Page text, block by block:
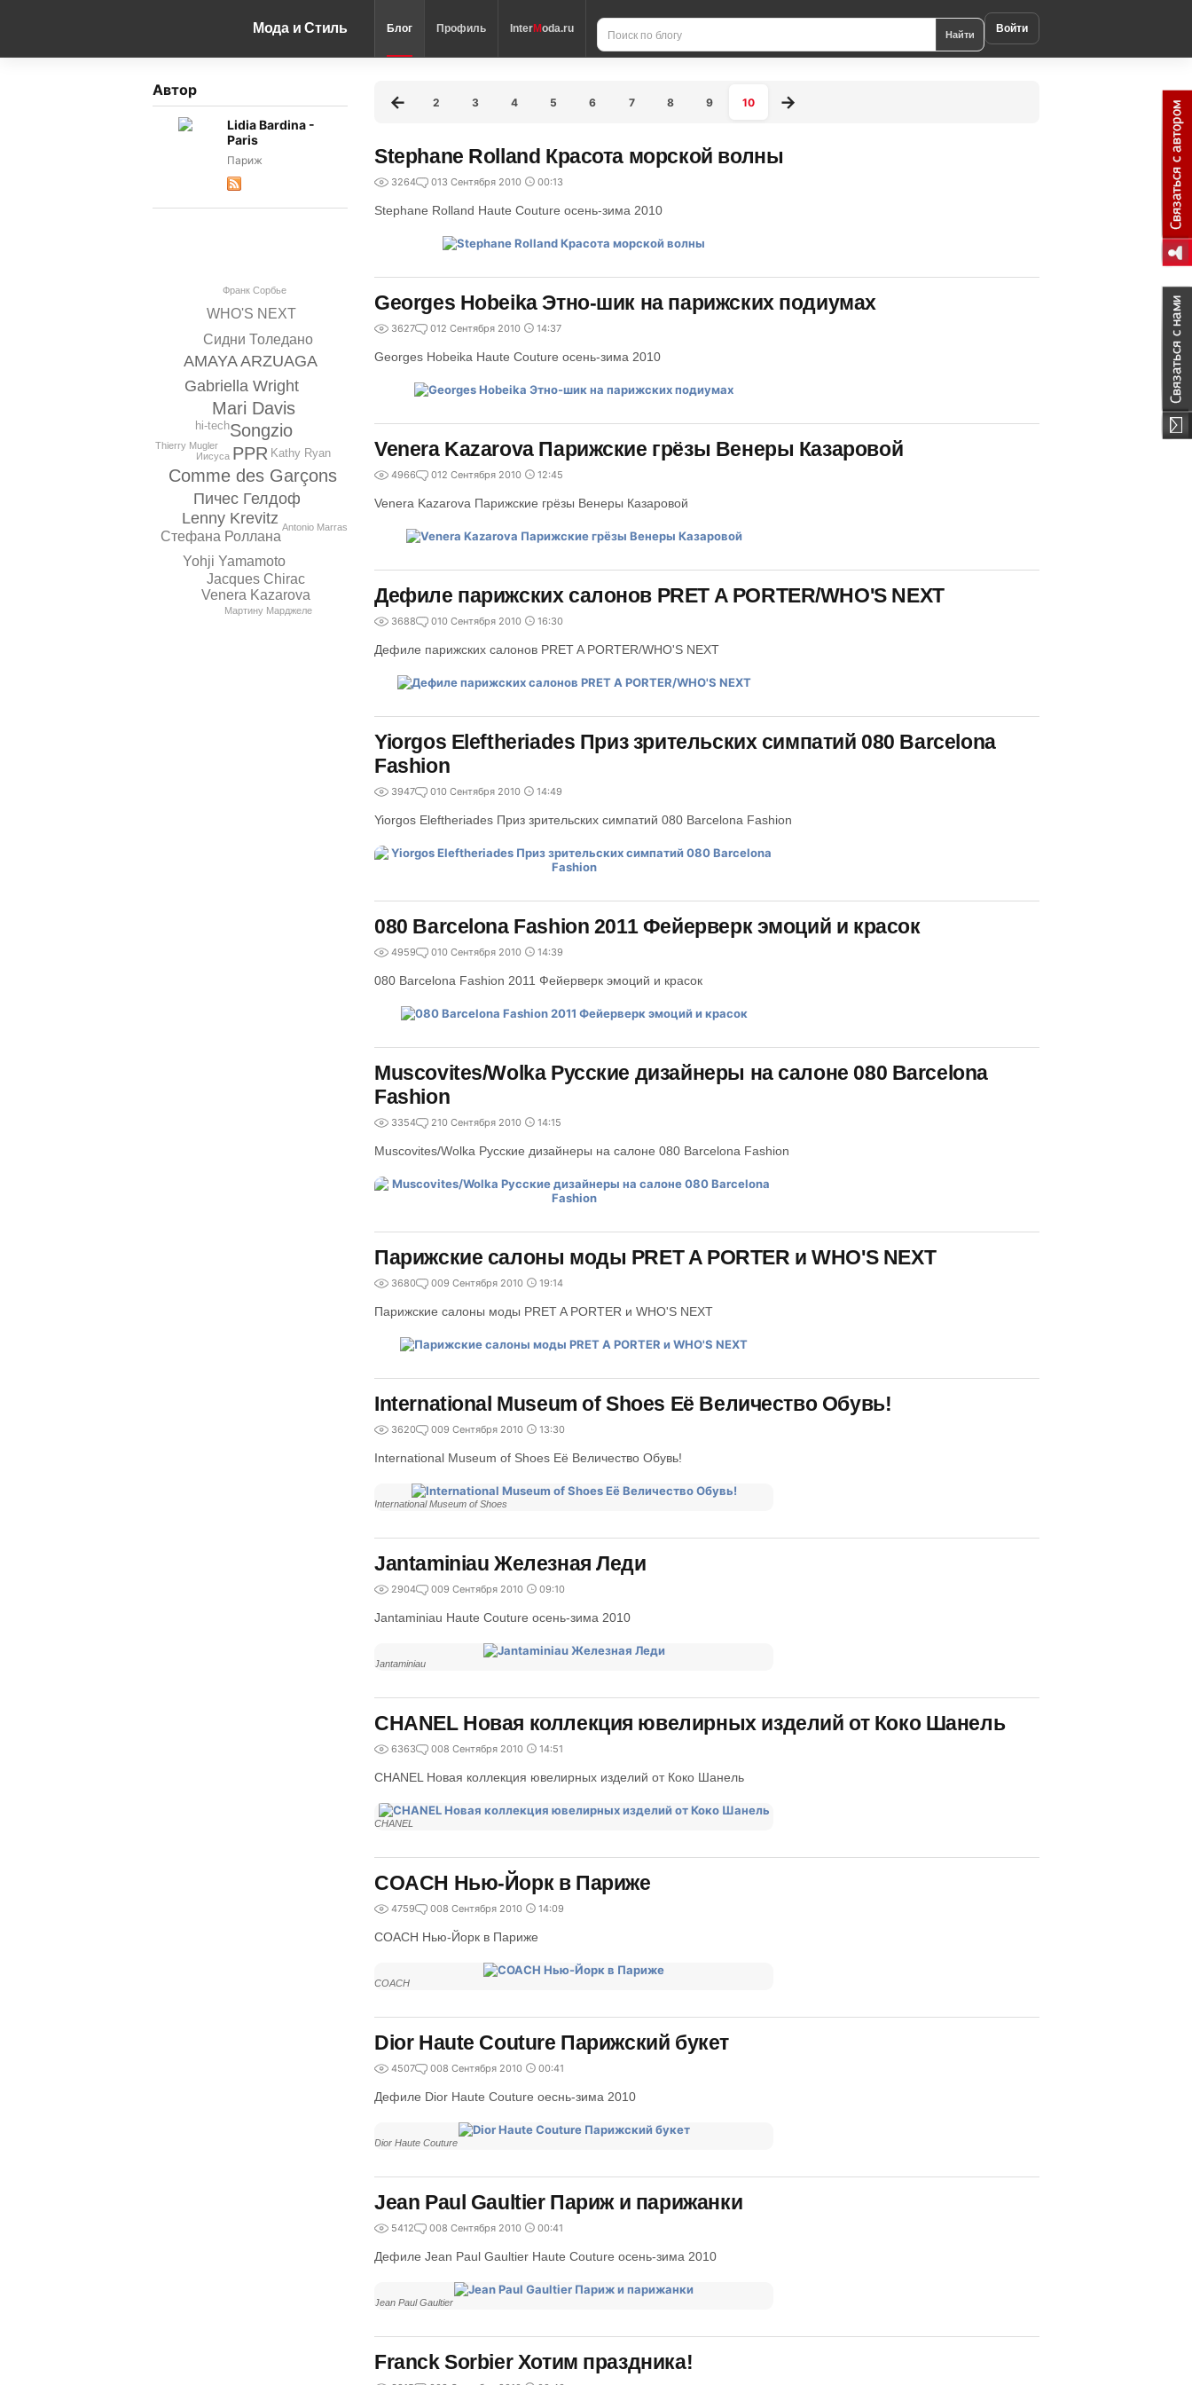
Мода и Стиль Блог Профиль InterModa.ru Найти Войти
Автор
Lidia Bardina -
Paris
Париж
PPR
Comme des Garçons
Songzio
Mari Davis
Пичес Гелдоф
Gabriella Wright
Lenny Krevitz
AMAYA ARZUAGA
Стефана Роллана
Сидни Толедано
Yohji Yamamoto
Jacques Chirac
WHO'S NEXT
Venera Kazarova
hi-tech
Kathy Ryan
Иисуса
Франк Сорбье
Мартину Марджеле
Antonio Marras
Thierry Mugler
2 3 4 5 6 7 8 9 10
Stephane Rolland Красота морской волны
3264 013 Сентября 2010 00:13
Stephane Rolland Haute Couture осень-зима 2010
Georges Hobeika Этно-шик на парижских подиумах
3627 012 Сентября 2010 14:37
Georges Hobeika Haute Couture осень-зима 2010
Venera Kazarova Парижские грёзы Венеры Казаровой
4966 012 Сентября 2010 12:45
Venera Kazarova Парижские грёзы Венеры Казаровой
Дефиле парижских салонов PRET A PORTER/WHO'S NEXT
3688 010 Сентября 2010 16:30
Дефиле парижских салонов PRET A PORTER/WHO'S NEXT
Yiorgos Eleftheriades Приз зрительских симпатий 080 Barcelona
Fashion
3947 010 Сентября 2010 14:49
Yiorgos Eleftheriades Приз зрительских симпатий 080 Barcelona Fashion
080 Barcelona Fashion 2011 Фейерверк эмоций и красок
4959 010 Сентября 2010 14:39
080 Barcelona Fashion 2011 Фейерверк эмоций и красок
Muscovites/Wolka Русские дизайнеры на салоне 080 Barcelona
Fashion
3354 210 Сентября 2010 14:15
Muscovites/Wolka Русские дизайнеры на салоне 080 Barcelona Fashion
Парижские салоны моды PRET A PORTER и WHO'S NEXT
3680 009 Сентября 2010 19:14
Парижские салоны моды PRET A PORTER и WHO'S NEXT
International Museum of Shoes Её Величество Обувь!
3620 009 Сентября 2010 13:30
International Museum of Shoes Её Величество Обувь!
International Museum of Shoes
Jantaminiau Железная Леди
2904 009 Сентября 2010 09:10
Jantaminiau Haute Couture осень-зима 2010
Jantaminiau
CHANEL Новая коллекция ювелирных изделий от Коко Шанель
6363 008 Сентября 2010 14:51
CHANEL Новая коллекция ювелирных изделий от Коко Шанель
CHANEL
COACH Нью-Йорк в Париже
4759 008 Сентября 2010 14:09
COACH Нью-Йорк в Париже
COACH
Dior Haute Couture Парижский букет
4507 008 Сентября 2010 00:41
Дефиле Dior Haute Couture оеснь-зима 2010
Dior Haute Couture
Jean Paul Gaultier Париж и парижанки
5412 008 Сентября 2010 00:41
Дефиле Jean Paul Gaultier Haute Couture осень-зима 2010
Jean Paul Gaultier
Franck Sorbier Хотим праздника!